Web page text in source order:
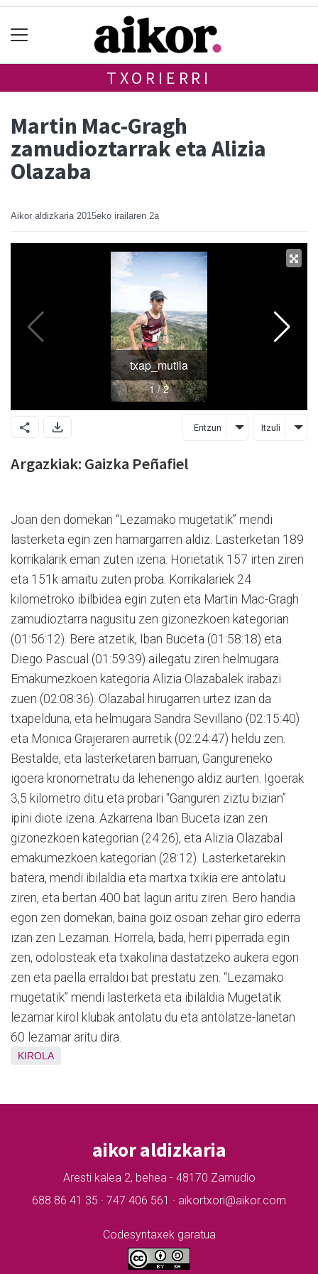
TXORIERRI
Martin Mac-Gragh
zamudioztarrak eta Alizia
Olazaba
Aikor aldizkaria 2015eko irailaren 2a
Entzun Itzuli
Argazkiak: Gaizka Peñafiel
Joan den domekan “Lezamako mugetatik” mendi
lasterketa egin zen hamargarren aldiz. Lasterketan 189
korrikalarik eman zuten izena. Horietatik 157 irten ziren
eta 151k amaitu zuten proba. Korrikalariek 24
kilometroko ibilbidea egin zuten eta Martin Mac-Gragh
zamudioztarra nagusitu zen gizonezkoen kategorian
(01:56:12). Bere atzetik, Iban Buceta (01:58:18) eta
Diego Pascual (01:59:39) ailegatu ziren helmugara.
Emakumezkoen kategoria Alizia Olazabalek irabazi
zuen (02:08:36). Olazabal hirugarren urtez izan da
txapelduna, eta helmugara Sandra Sevillano (02:15:40)
eta Monica Grajeraren aurretik (02:24:47) heldu zen.
Bestalde, eta lasterketaren barruan, Gangureneko
igoera kronometratu da lehenengo aldiz aurten. Igoerak
3,5 kilometro ditu eta probari “Ganguren ziztu bizian”
ipini diote izena. Azkarrena Iban Buceta izan zen
gizonezkoen kategorian (24:26), eta Alizia Olazabal
emakumezkoen kategorian (28:12). Lasterketarekin
batera, mendi ibilaldia eta martxa txikia ere antolatu
ziren, eta bertan 400 bat lagun aritu ziren. Bero handia
egon zen domekan, baina goiz osoan zehar giro ederra
izan zen Lezaman. Horrela, bada, herri piperrada egin
zen, odolosteak eta txakolina dastatzeko aukera egon
zen eta paella erraldoi bat prestatu zen. “Lezamako
mugetatik” mendi lasterketa eta ibilaldia Mugetatik
lezamar kirol klubak antolatu du eta antolatze-lanetan
60 lezamar aritu dira.
KIROLA
aikor aldizkaria
Aresti kalea 2, behea - 48170 Zamudio
688 86 41 35 · 747 406 561 · aikortxori@aikor.com
Codesyntaxek garatua